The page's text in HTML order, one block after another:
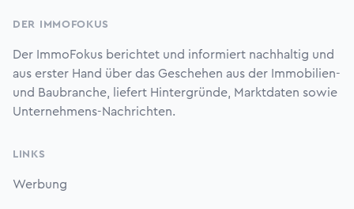
DER IMMOFOKUS
Der ImmoFokus berichtet und informiert nachhaltig und
aus erster Hand über das Geschehen aus der Immobilien-
und Baubranche, liefert Hintergründe, Marktdaten sowie
Unternehmens-Nachrichten.
LINKS
Werbung